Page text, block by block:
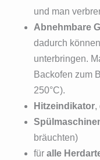
und man
Abnehmbare
dadurch
unterbringen.
Backofen zum
250°C).
Hitzeindikator,
bräuchten)
für alle